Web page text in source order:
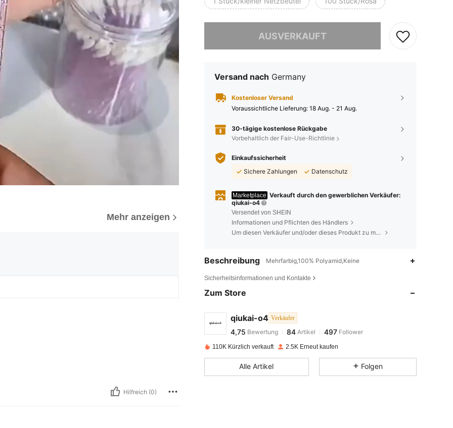
Mehr anzeigen
Hilfreich (0)
AUSVERKAUFT
Versand nach Germany
Kostenloser Versand
Voraussichtliche Lieferung: 18 Aug. - 21 Aug.
30-tägige kostenlose Rückgabe
Vorbehaltlich der Fair-Use-Richtlinie
Einkaufssicherheit
Sichere Zahlungen
Datenschutz
Marketplace Verkauft durch den gewerblichen Verkäufer:
qiukai-o4
Versendet von SHEIN
Informationen und Pflichten des Händlers
Um diesen Verkäufer und/oder dieses Produkt zu melden
Beschreibung Mehrfarbig,100% Polyamid,Keine
Sicherheitsinformationen und Kontakte
Zum Store
qiukai-o4 Verkäufer
4,75 84 497
4,75
4,75 Bewertung 84Artikel
o***fbezahltVor 1 Tag
110K Kürzlich verkauft 2.5K Erneut kaufen
Alle Artikel Folgen